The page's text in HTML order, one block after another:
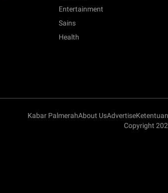
Entertainment
Sains
Health
Kabar PalmerahAbout UsAdvertise
Copyright